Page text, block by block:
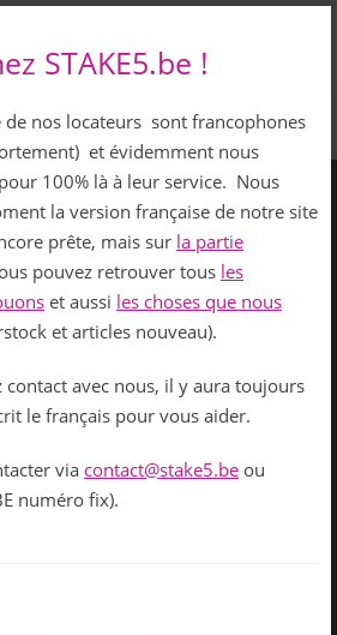
STAKE5.be !
nos locateurs sont francophones
et évidemment nous
100% là à leur service. Nous
la version française de notre site
prête, mais sur la partie
pouvez retrouver tous les
et aussi les choses que nous
et articles nouveau).
avec nous, il y aura toujours
le français pour vous aider.
via contact@stake5.be ou
numéro fix).
A PROPOS DE NOUS
NOUVELLES